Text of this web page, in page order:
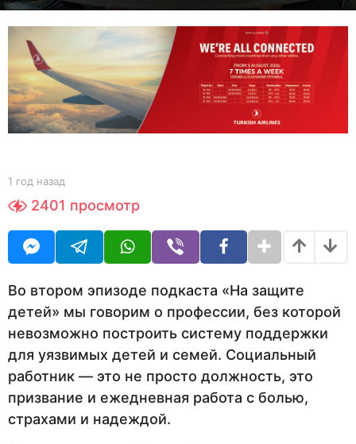
д
а
д
b
Y
O
R
1 год назад
о
н
а
2401 просмотр
Во втором эпизоде подкаста «На защите
детей» мы говорим о профессии, без которой
невозможно построить систему поддержки
для уязвимых детей и семей. Социальный
работник — это не просто должность, это
призвание и ежедневная работа с болью,
страхами и надеждой.